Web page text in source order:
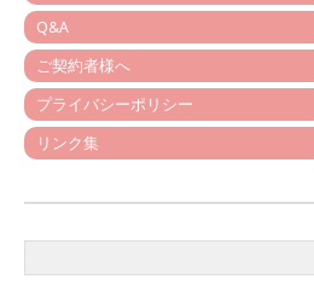
Q&A
ご契約者様へ
プライバシーポリシー
リンク集